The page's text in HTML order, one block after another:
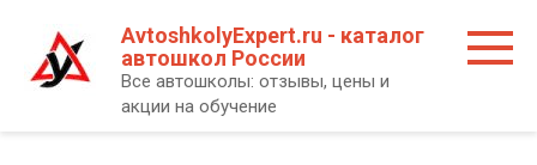
контенту
AvtoshkolyExpert.ru - каталог
автошкол России
Все автошколы: отзывы, цены и
акции на обучение